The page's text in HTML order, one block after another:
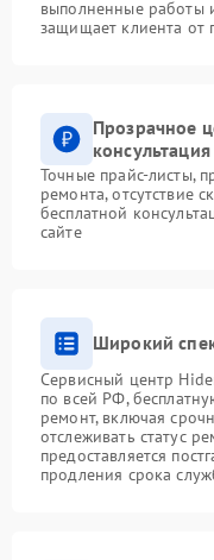
выполненные работы
защищает клиента от
Прозрачное
консультация
Точные прайс-листы,
ремонта, отсутствие
бесплатной
сайте
Широкий
Сервисный центр
по всей РФ,
ремонт, включая
отслеживать статус
предоставляется
продления срока